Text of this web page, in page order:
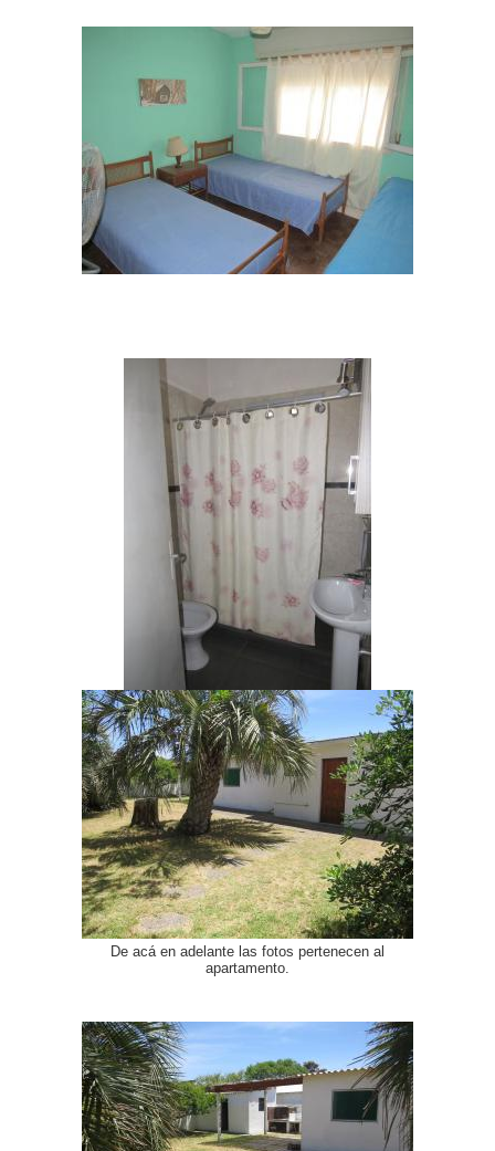
De acá en adelante las fotos pertenecen al
apartamento.